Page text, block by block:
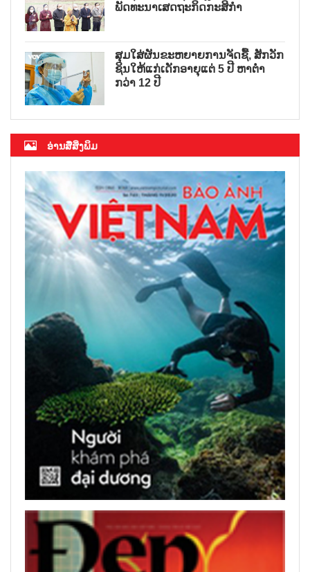
ພັດທະນາເສດຖະກິດກະສິກຳ
ສຸມໃສ່ຜັນຂະຫຍາຍການຈັດຊື້, ສັກວັກ
ຊິນໃຫ້ແກ່ເດັກອາຍຸແຕ່ 5 ປີ ຫາຕ່ຳ
ກວ່າ 12 ປີ
ອ່ານສື່ສິ່ງພິມ